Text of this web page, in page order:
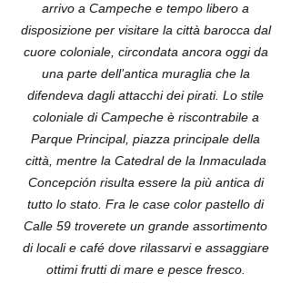
arrivo a Campeche e tempo libero a
disposizione per visitare la città barocca dal
cuore coloniale, circondata ancora oggi da
una parte dell’antica muraglia che la
difendeva dagli attacchi dei pirati. Lo stile
coloniale di Campeche è riscontrabile a
Parque Principal, piazza principale della
città, mentre la Catedral de la Inmaculada
Concepción risulta essere la più antica di
tutto lo stato. Fra le case color pastello di
Calle 59 troverete un grande assortimento
di locali e café dove rilassarvi e assaggiare
ottimi frutti di mare e pesce fresco.